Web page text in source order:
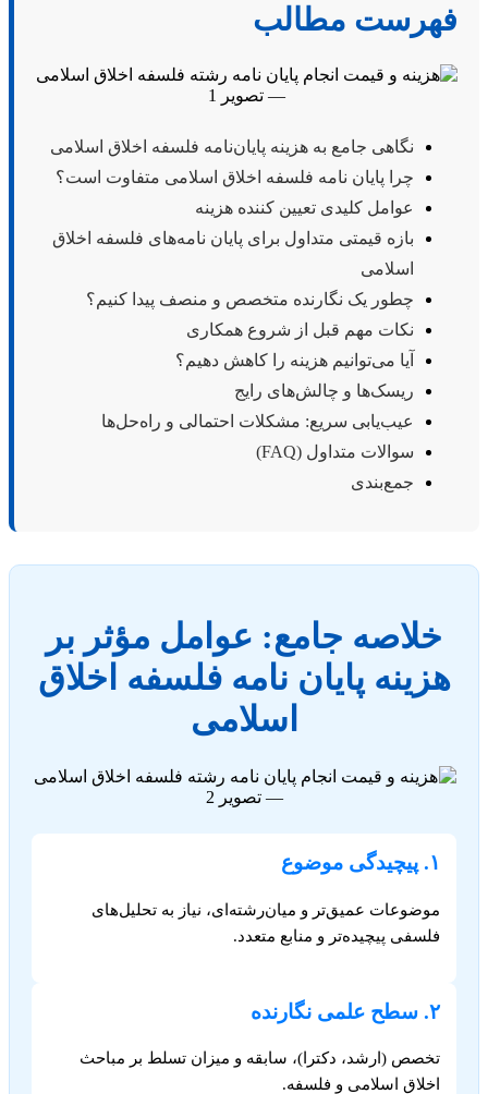
فهرست مطالب
نگاهی جامع به هزینه پایان‌نامه فلسفه اخلاق اسلامی
چرا پایان نامه فلسفه اخلاق اسلامی متفاوت است؟
عوامل کلیدی تعیین کننده هزینه
بازه قیمتی متداول برای پایان نامه‌های فلسفه اخلاق
اسلامی
چطور یک نگارنده متخصص و منصف پیدا کنیم؟
نکات مهم قبل از شروع همکاری
آیا می‌توانیم هزینه را کاهش دهیم؟
ریسک‌ها و چالش‌های رایج
عیب‌یابی سریع: مشکلات احتمالی و راه‌حل‌ها
سوالات متداول (FAQ)
جمع‌بندی
خلاصه جامع: عوامل مؤثر بر
هزینه پایان نامه فلسفه اخلاق
اسلامی
۱. پیچیدگی موضوع
موضوعات عمیق‌تر و میان‌رشته‌ای، نیاز به تحلیل‌های
فلسفی پیچیده‌تر و منابع متعدد.
۲. سطح علمی نگارنده
تخصص (ارشد، دکترا)، سابقه و میزان تسلط بر مباحث
اخلاق اسلامی و فلسفه.